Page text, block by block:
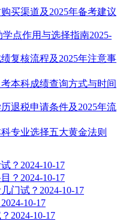
买渠道及2025年备考建议
学点作用与选择指南2025-
复核流程及2025年注意事
考本科成绩查询方式与时间
退税申请条件及2025年流
专业选择五大黄金法则
？ 2024-10-17
？ 2024-10-17
门试？ 2024-10-17
2024-10-17
2024-10-17